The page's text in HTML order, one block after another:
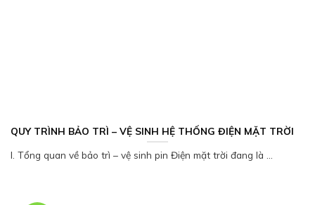
QUY TRÌNH BẢO TRÌ – VỆ SINH HỆ THỐNG ĐIỆN MẶT TRỜI
I. Tổng quan về bảo trì – vệ sinh pin Điện mặt trời đang là ...